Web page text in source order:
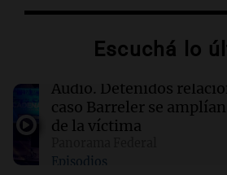
¡Momento soñado! Joaco
10:25 Panorama Federal
Vandalismo en San Miguel
meses
Escuchá lo
Audio. Detenidos
caso Barreler se
de la víctima
Episodios